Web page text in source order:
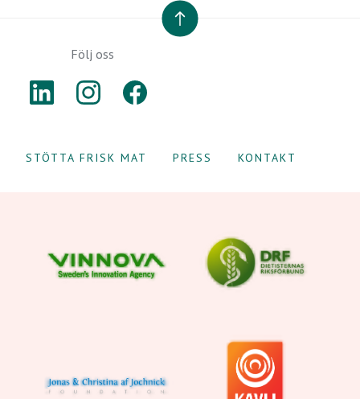
TILL TOPPEN
Följ oss
LINKEDININSTAGRAM
STÖTTA FRISK MAT PRESS KONTAKT